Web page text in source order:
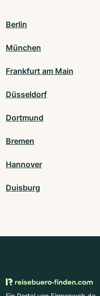
Berlin
München
Frankfurt am Main
Düsseldorf
Dortmund
Bremen
Hannover
Duisburg